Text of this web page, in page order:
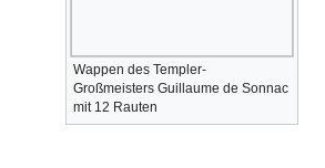
Wappen des Templer-
Großmeisters ​Guillaume de Sonnac
mit 12 Rauten